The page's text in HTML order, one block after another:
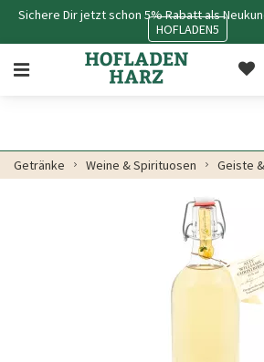
Sichere Dir jetzt schon 5% Rabatt als
HOFLADEN5
Getränke Weine & Spirituosen Geiste